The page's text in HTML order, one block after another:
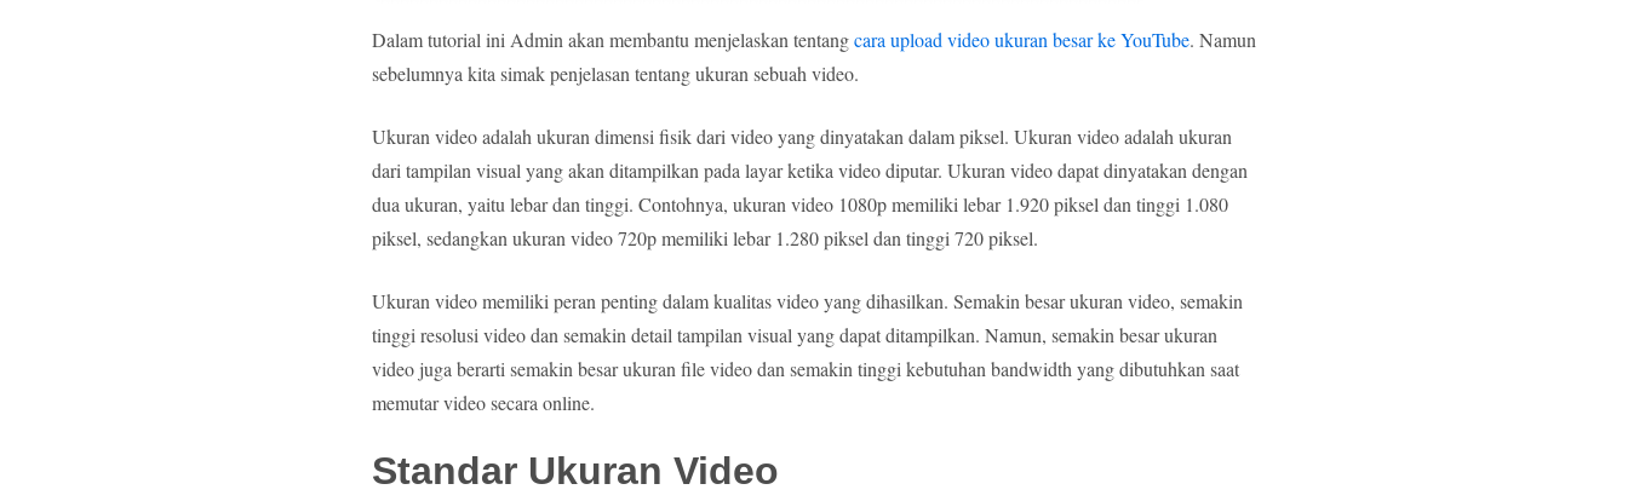
Dalam tutorial ini Admin akan membantu menjelaskan tentangcara upload video ukuran besar ke YouTube. Namun
sebelumnya kita simak penjelasan tentang ukuran sebuah video.
Ukuran video adalah ukuran dimensi fisik dari video yang dinyatakan dalam piksel. Ukuran video adalah ukuran
dari tampilan visual yang akan ditampilkan pada layar ketika video diputar. Ukuran video dapat dinyatakan dengan
dua ukuran, yaitu lebar dan tinggi. Contohnya, ukuran video 1080p memiliki lebar 1.920 piksel dan tinggi 1.080
piksel, sedangkan ukuran video 720p memiliki lebar 1.280 piksel dan tinggi 720 piksel.
Ukuran video memiliki peran penting dalam kualitas video yang dihasilkan. Semakin besar ukuran video, semakin
tinggi resolusi video dan semakin detail tampilan visual yang dapat ditampilkan. Namun, semakin besar ukuran
video juga berarti semakin besar ukuran file video dan semakin tinggi kebutuhan bandwidth yang dibutuhkan saat
memutar video secara online.
Standar Ukuran Video